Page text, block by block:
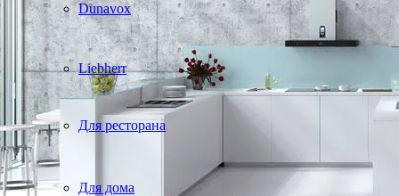
Dunavox
Liebherr
Для ресторана
Для дома